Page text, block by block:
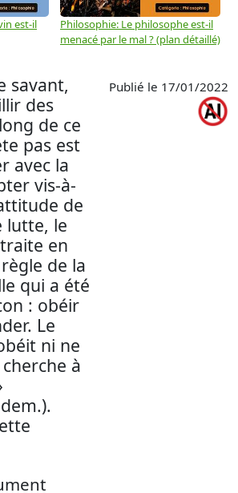
est-il
Philosophie: Le philosophe est-il
menacé par le mal ? (plan détaillé)
savant,
des
de ce
pas est
avec la
vis-à-
de
lutte, le
en
de la
qui a été
: obéir
Le
ni ne
à
Publié le 17/01/2022